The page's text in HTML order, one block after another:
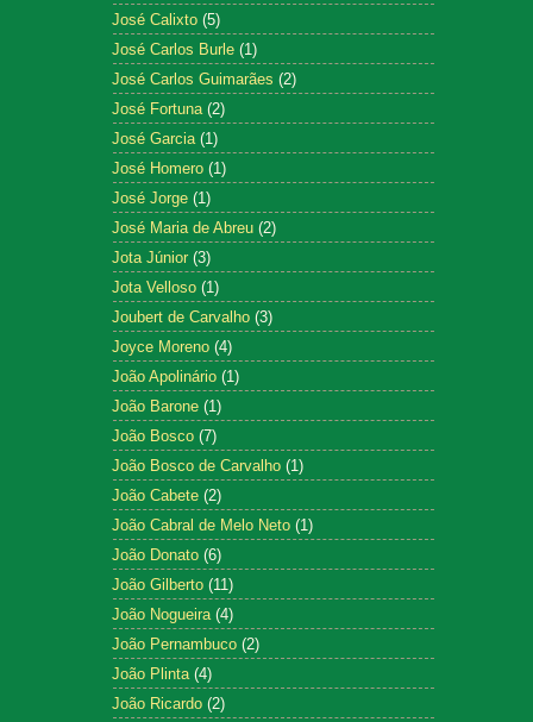
José Calixto (5)
José Carlos Burle (1)
José Carlos Guimarães (2)
José Fortuna (2)
José Garcia (1)
José Homero (1)
José Jorge (1)
José Maria de Abreu (2)
Jota Júnior (3)
Jota Velloso (1)
Joubert de Carvalho (3)
Joyce Moreno (4)
João Apolinário (1)
João Barone (1)
João Bosco (7)
João Bosco de Carvalho (1)
João Cabete (2)
João Cabral de Melo Neto (1)
João Donato (6)
João Gilberto (11)
João Nogueira (4)
João Pernambuco (2)
João Plinta (4)
João Ricardo (2)